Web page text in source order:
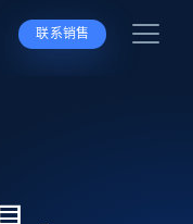
联系销售